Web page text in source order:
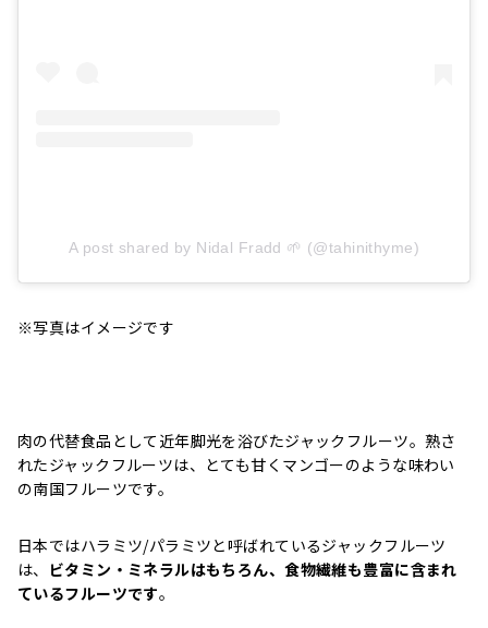
A post shared by Nidal Fradd 🌱 (@tahinithyme)
※写真はイメージです
肉の代替食品として近年脚光を浴びたジャックフルーツ。熟さ
れたジャックフルーツは、とても甘くマンゴーのような味わい
の南国フルーツです。
日本ではハラミツ/パラミツと呼ばれているジャックフルーツ
は、 ビタミン・ミネラルはもちろん、食物繊維も豊富に含まれ
ているフルーツです。